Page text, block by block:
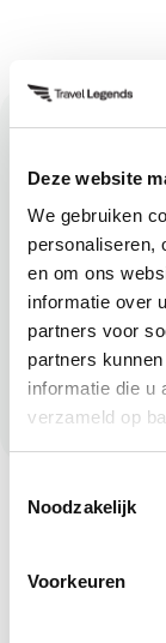
Deze website
We gebruiken
personaliseren,
en om ons
informatie over
partners voor
partners
informatie die u
verzameld op
Noodzakelijk
Voorkeuren
Bewaar de
op uw mobiel
de reisgids
Voornaam(Vereist)